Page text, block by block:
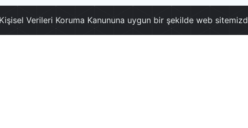
Verileri Koruma Kanununa uygun bir şekilde web